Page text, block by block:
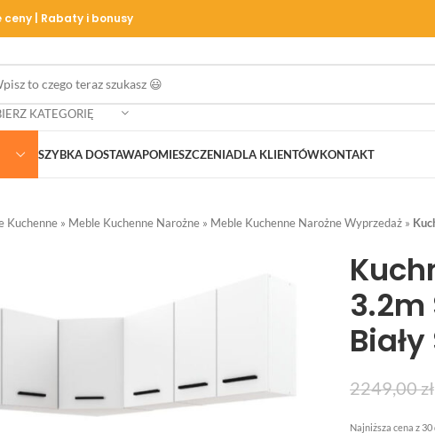
| Rabaty i bonusy
KATEGORIĘ
SZYBKA DOSTAWAPOMIESZCZENIADLA KLIENTÓWKONTAKT
Kuchenne » Meble Kuchenne Narożne » Meble Kuchenne Narożne Wyprzedaż »
3.2m
2249,00zł
Najniższa cena z